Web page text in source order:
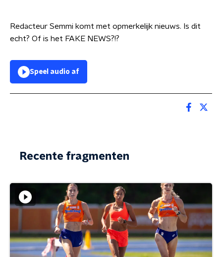
Redacteur Semmi komt met opmerkelijk nieuws. Is dit
echt? Of is het FAKE NEWS?!?
Speel audio af
Recente fragmenten